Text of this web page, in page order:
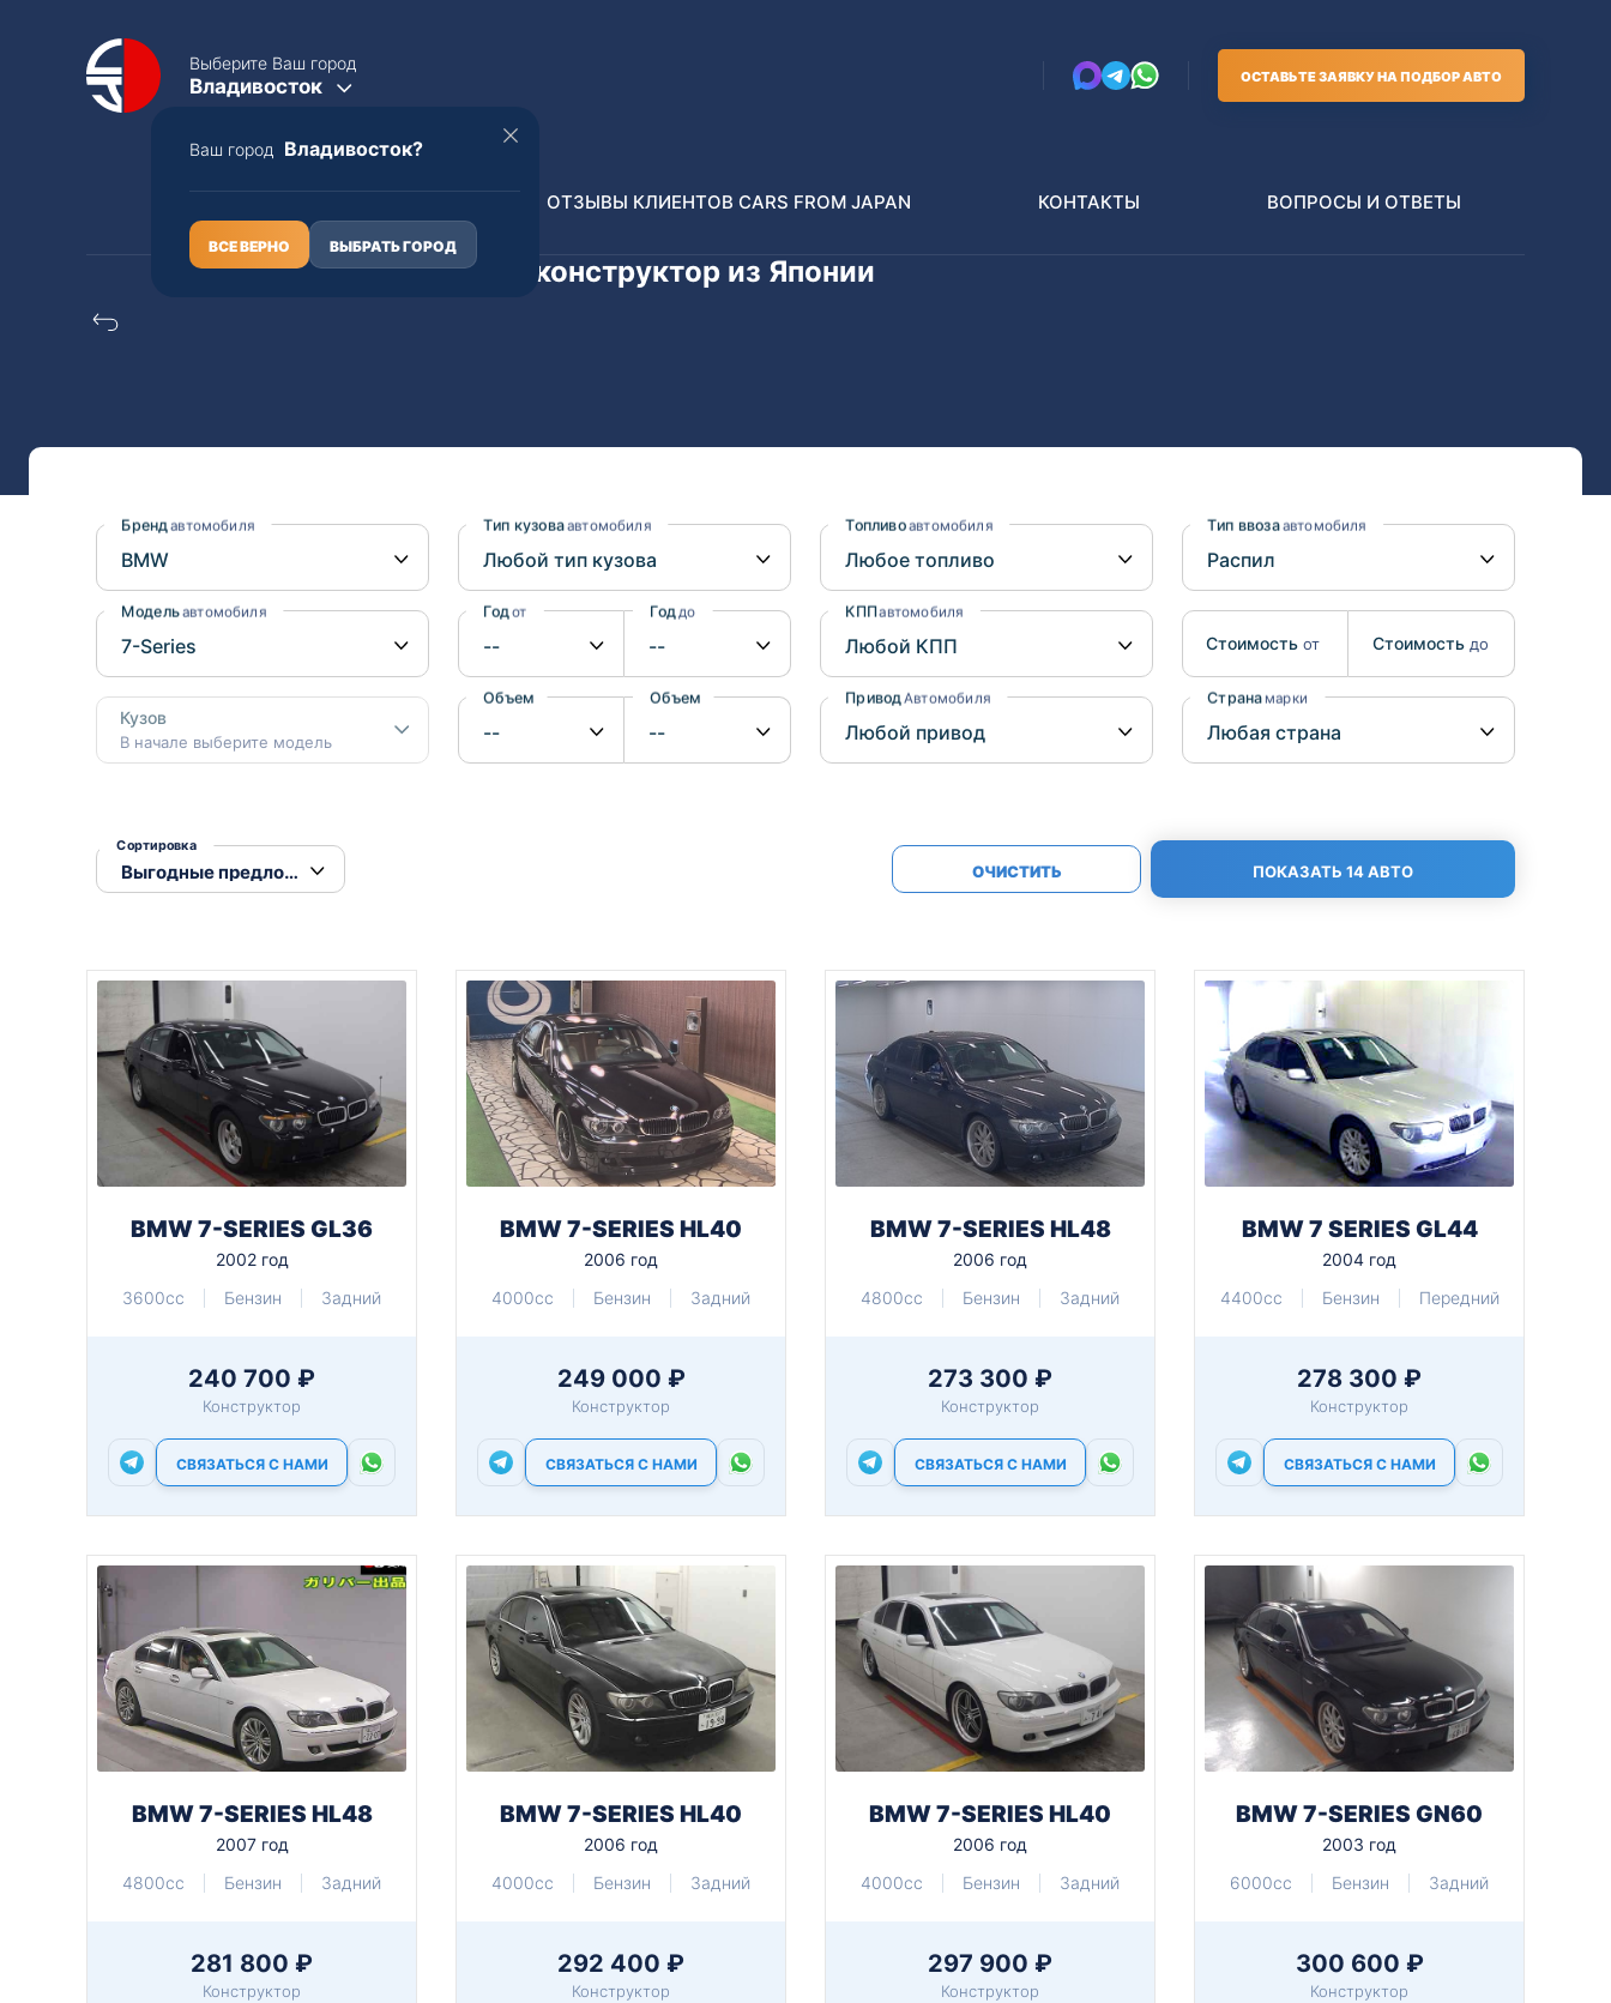
Выберите Ваш город
Владивосток
Ваш город Владивосток?
ВСЕ ВЕРНО ВЫБРАТЬ ГОРОД
ОСТАВЬТЕ ЗАЯВКУ НА ПОДБОР АВТО
Toyota
Mazda
Subaru
Lexus
Tesla
Toyota
Mazda
Mitsubishi
Suzuki
Isuzu
BMW
Daihatsu
Toyota
Mitsubishi
Isuzu
Hino
ОТЗЫВЫ КЛИЕНТОВ CARS FROM JAPAN КОНТАКТЫ ВОПРОСЫ И ОТВЕТЫ
Bmw 7-series распил/конструктор из Японии
Бренд автомобиля
Модельавтомобиля
Кузов
В начале выберите модель
Тип кузоваавтомобиля
Год от Год до
Объем от Объем до
Топливоавтомобиля
КППавтомобиля
Привод Автомобиля
Тип ввозаавтомобиля
Стоимость от Стоимость до
Страна марки
Сортировка
ОЧИСТИТЬ ПОКАЗАТЬ 14 АВТО
BMW 7-SERIES GL36
2002 год
3600cc
Бензин Задний
240 700 ₽
Конструктор
СВЯЗАТЬСЯ С НАМИ
BMW 7-SERIES HL40
2006 год
4000cc
Бензин Задний
249 000 ₽
Конструктор
СВЯЗАТЬСЯ С НАМИ
BMW 7-SERIES HL48
2006 год
4800cc
Бензин Задний
273 300 ₽
Конструктор
СВЯЗАТЬСЯ С НАМИ
BMW 7 SERIES GL44
2004 год
4400cc
Бензин Передний
278 300 ₽
Конструктор
СВЯЗАТЬСЯ С НАМИ
BMW 7-SERIES HL48
2007 год
4800cc
Бензин Задний
281 800 ₽
Конструктор
BMW 7-SERIES HL40
2006 год
4000cc
Бензин Задний
292 400 ₽
Конструктор
BMW 7-SERIES HL40
2006 год
4000cc
Бензин Задний
297 900 ₽
Конструктор
BMW 7-SERIES GN60
2003 год
6000cc
Бензин Задний
300 600 ₽
Конструктор